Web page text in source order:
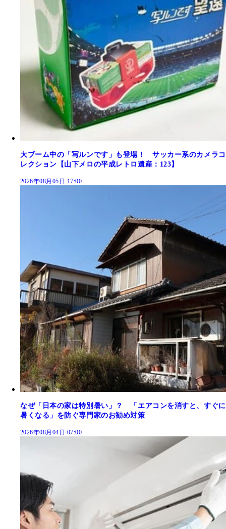
大ブーム中の「写ルンです」も登場！ サッカー系のカメラコ
レクション【山下メロの平成レトロ遺産：123】
2026年08月05日 17:00
なぜ「日本の家は特別暑い」？ 「エアコンを消すと、すぐに
暑くなる」を防ぐ専門家のお勧め対策
2026年08月04日 07:00